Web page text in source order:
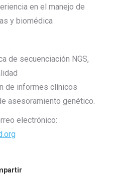
en el manejo de
y biomédica
de secuenciación NGS,
de informes clínicos
asesoramiento genético.
electrónico: